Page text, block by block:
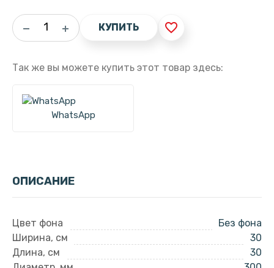
КУПИТЬ favorite_border
Так же вы можете купить этот товар здесь:
WhatsApp
ОПИСАНИЕ
Цвет фона
Без фона
Ширина, см
30
Длина, см
30